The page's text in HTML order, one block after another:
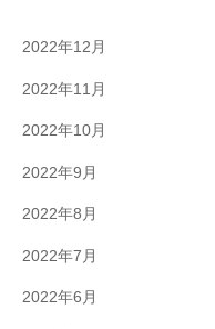
2022年12月
2022年11月
2022年10月
2022年9月
2022年8月
2022年7月
2022年6月